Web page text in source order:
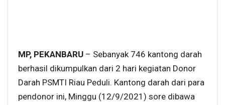
MP, PEKANBARU – Sebanyak 746 kantong darah
berhasil dikumpulkan dari 2 hari kegiatan Donor
Darah PSMTI Riau Peduli. Kantong darah dari para
pendonor ini, Minggu (12/9/2021) sore dibawa